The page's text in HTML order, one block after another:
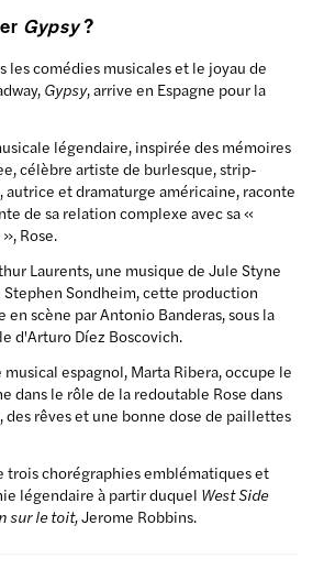
Gypsy?
les comédies musicales et le joyau de
Gypsy, arrive en Espagne pour la
légendaire, inspirée des mémoires
célèbre artiste de burlesque, strip-
autrice et dramaturge américaine, raconte
de sa relation complexe avec sa «
Rose.
Laurents, une musique de Jule Styne
Stephen Sondheim, cette production
en scène par Antonio Banderas, sous la
d'Arturo Díez Boscovich.
musical espagnol, Marta Ribera, occupe le
dans le rôle de la redoutable Rose dans
des rêves et une bonne dose de paillettes
chorégraphies emblématiques et
légendaire à partir duquel West Side
sur le toit,Jerome Robbins.